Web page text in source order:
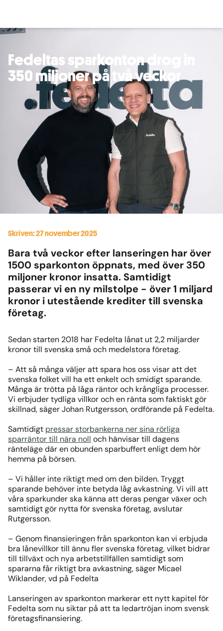
Fedeltas sparkonton drog in
350 miljoner på två veckor
Skriven: 27 november 2025
Bara två veckor efter lanseringen har över
1500 sparkonton öppnats, med över 350
miljoner kronor insatta. Samtidigt
passerar vi en ny milstolpe - över 1 miljard
kronor i utestående krediter till svenska
företag.
Sedan starten 2018 har Fedelta lånat ut 2,2 miljarder
kronor till svenska små och medelstora företag.
– Att så många väljer att spara hos oss visar att det
svenska folket vill ha ett enkelt och smidigt sparande.
Många är trötta på låga räntor och krångliga processer.
Vi erbjuder tydliga villkor och en ränta som faktiskt gör
skillnad, säger Johan Rutgersson, ordförande på Fedelta.
Samtidigt pressar storbankerna ner sina rörliga
sparräntor till nära noll och hänvisar till dagens
ränteläge där en obunden sparbuffert enligt dem hör
hemma på börsen.
– Vi håller inte riktigt med om den bilden. Tryggt
sparande behöver inte betyda låg avkastning. Vi vill att
våra sparkunder ska känna att deras pengar växer och
samtidigt gör nytta för svenska företag, avslutar
Rutgersson.
– Genom finansieringen från sparkonton kan vi erbjuda
bra lånevillkor till ännu fler svenska företag, vilket bidrar
till tillväxt och nya arbetstillfällen samtidigt som
spararna får riktigt bra avkastning, säger Micael
Wiklander, vd på Fedelta
Lanseringen av sparkonton markerar ett nytt kapitel för
Fedelta som nu siktar på att ta ledartröjan inom svensk
företagsfinansiering.